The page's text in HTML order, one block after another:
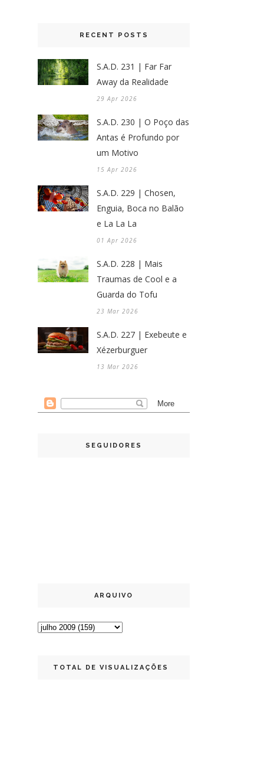
RECENT POSTS
S.A.D. 231 | Far Far
Away da Realidade
29 Apr 2026
S.A.D. 230 | O Poço das
Antas é Profundo por
um Motivo
15 Apr 2026
S.A.D. 229 | Chosen,
Enguia, Boca no Balão
e La La La
01 Apr 2026
S.A.D. 228 | Mais
Traumas de Cool e a
Guarda do Tofu
23 Mar 2026
S.A.D. 227 | Exebeute e
Xézerburguer
13 Mar 2026
SEGUIDORES
ARQUIVO
TOTAL DE VISUALIZAÇÕES